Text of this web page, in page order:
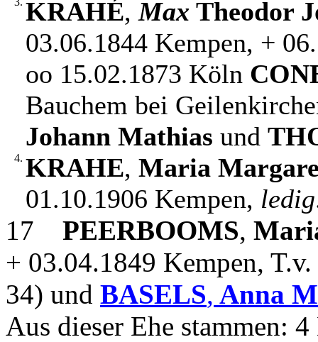
KRAHÉ, Max Theodor
03.06.1844 Kempen, +
oo 15.02.1873 Köln
Bauchem bei
Johann Mathias und
4. KRAHE, Maria
01.10.1906 Kempen, ledig
17 PEERBOOMS,
+ 03.04.1849 Kempen, T.v.
34) und BASELS, Anna
Aus dieser Ehe stammen: